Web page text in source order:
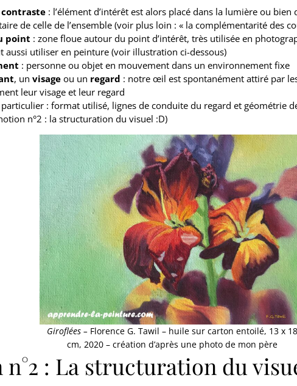
: l’élément d’intérêt est alors placé dans la lumière ou bien
de celle de l’ensemble (voir plus loin : « la complémentarité des
point : zone floue autour du point d’intérêt, très utilisée en
aussi utiliser en peinture (voir illustration ci-dessous)
: personne ou objet en mouvement dans un environnement fixe
, un visage ou un regard : notre œil est spontanément attiré par
leur visage et leur regard
particulier : format utilisé, lignes de conduite du regard et géométrie
n°2 : la structuration du visuel :D)
Giroflées – Florence G. Tawil – huile sur carton entoilé, 13 x 18
cm, 2020 – création d’après une photo de mon père
n°2 : La structuration du
Envie de bien
Surmontez les premières
grâce à notre guide« Bien
Je veux recevoir
Comme vous je hais les spams : votre adresse email ne sera
vous recevrez des articles, vidéos, podcasts, offres
progresser dans le domaine de la peinture et tout ce qui
Vous pouvez vous désabonner